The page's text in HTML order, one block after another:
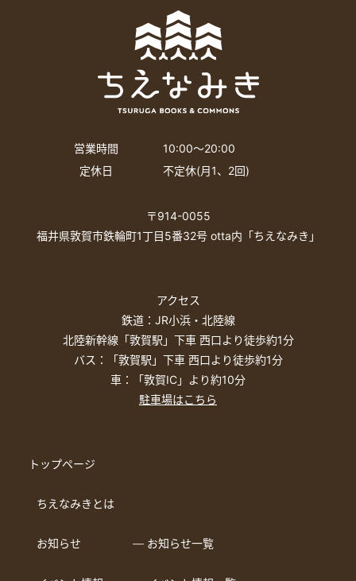
営業時間
10:00〜20:00
定休日
不定休(月1、2回)
〒914-0055
福井県敦賀市鉄輪町1丁目5番32号 otta内「ちえなみき」
アクセス
鉄道：JR小浜・北陸線
北陸新幹線「敦賀駅」下車 西口より徒歩約1分
バス：「敦賀駅」下車 西口より徒歩約1分
車：「敦賀IC」より約10分
駐車場はこちら
トップページ
ちえなみきとは
お知らせ ― お知らせ一覧